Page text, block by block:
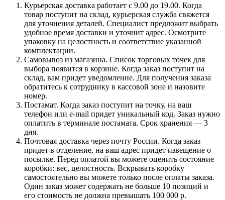
Курьерская доставка работает с 9.00 до 19.00. Когда
товар поступит на склад, курьерская служба свяжется
для уточнения деталей. Специалист предложит выбрать
удобное время доставки и уточнит адрес. Осмотрите
упаковку на целостность и соответствие указанной
комплектации.
Самовывоз из магазина. Список торговых точек для
выбора появится в корзине. Когда заказ поступит на
склад, вам придет уведомление. Для получения заказа
обратитесь к сотруднику в кассовой зоне и назовите
номер.
Постамат. Когда заказ поступит на точку, на ваш
телефон или e-mail придет уникальный код. Заказ нужно
оплатить в терминале постамата. Срок хранения — 3
дня.
Почтовая доставка через почту России. Когда заказ
придет в отделение, на ваш адрес придет извещение о
посылке. Перед оплатой вы можете оценить состояние
коробки: вес, целостность. Вскрывать коробку
самостоятельно вы можете только после оплаты заказа.
Один заказ может содержать не больше 10 позиций и
его стоимость не должна превышать 100 000 р.